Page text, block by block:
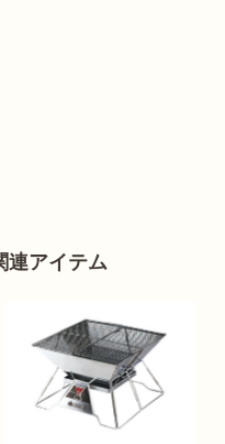
連アイテム